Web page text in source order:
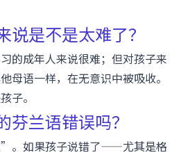
说是不是太难了？
的成年人来说很难；但对孩子来
母语一样，在无意识中被吸收。
子。
芬兰语错误吗？
如果孩子说错了——尤其是格